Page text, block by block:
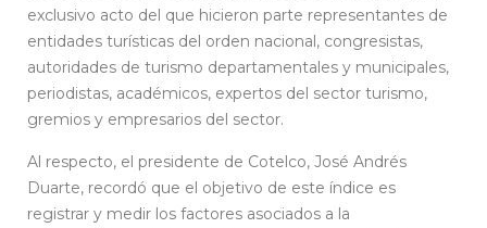
exclusivo acto del que hicieron parte representantes de
entidades turísticas del orden nacional, congresistas,
autoridades de turismo departamentales y municipales,
periodistas, académicos, expertos del sector turismo,
gremios y empresarios del sector.
Al respecto, el presidente de Cotelco, José Andrés
Duarte, recordó que el objetivo de este índice es
registrar y medir los factores asociados a la